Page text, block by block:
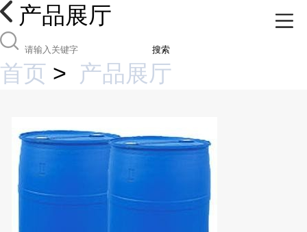
产品展厅
搜索
首页 > 产品展厅